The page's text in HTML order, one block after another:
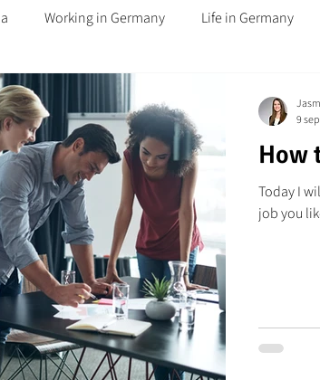
Working in Germany Life in Germany
How
Today I
job you
9